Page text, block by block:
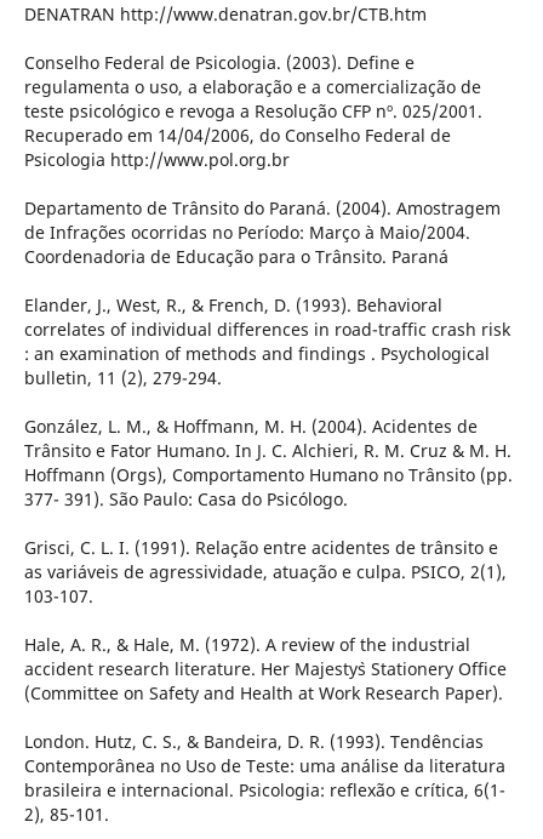
DENATRAN http://www.denatran.gov.br/CTB.htm
Conselho Federal de Psicologia. (2003). Define e
regulamenta o uso, a elaboração e a comercialização de
teste psicológico e revoga a Resolução CFP nº. 025/2001.
Recuperado em 14/04/2006, do Conselho Federal de
Psicologia http://www.pol.org.br
Departamento de Trânsito do Paraná. (2004). Amostragem
de Infrações ocorridas no Período: Março à Maio/2004.
Coordenadoria de Educação para o Trânsito. Paraná
Elander, J., West, R., & French, D. (1993). Behavioral
correlates of individual differences in road-traffic crash risk
: an examination of methods and findings . Psychological
bulletin, 11 (2), 279-294.
González, L. M., & Hoffmann, M. H. (2004). Acidentes de
Trânsito e Fator Humano. In J. C. Alchieri, R. M. Cruz & M. H.
Hoffmann (Orgs), Comportamento Humano no Trânsito (pp.
377- 391). São Paulo: Casa do Psicólogo.
Grisci, C. L. I. (1991). Relação entre acidentes de trânsito e
as variáveis de agressividade, atuação e culpa. PSICO, 2(1),
103-107.
Hale, A. R., & Hale, M. (1972). A review of the industrial
accident research literature. Her Majesty`s Stationery Office
(Committee on Safety and Health at Work Research Paper).
London. Hutz, C. S., & Bandeira, D. R. (1993). Tendências
Contemporânea no Uso de Teste: uma análise da literatura
brasileira e internacional. Psicologia: reflexão e crítica, 6(1-
2), 85-101.